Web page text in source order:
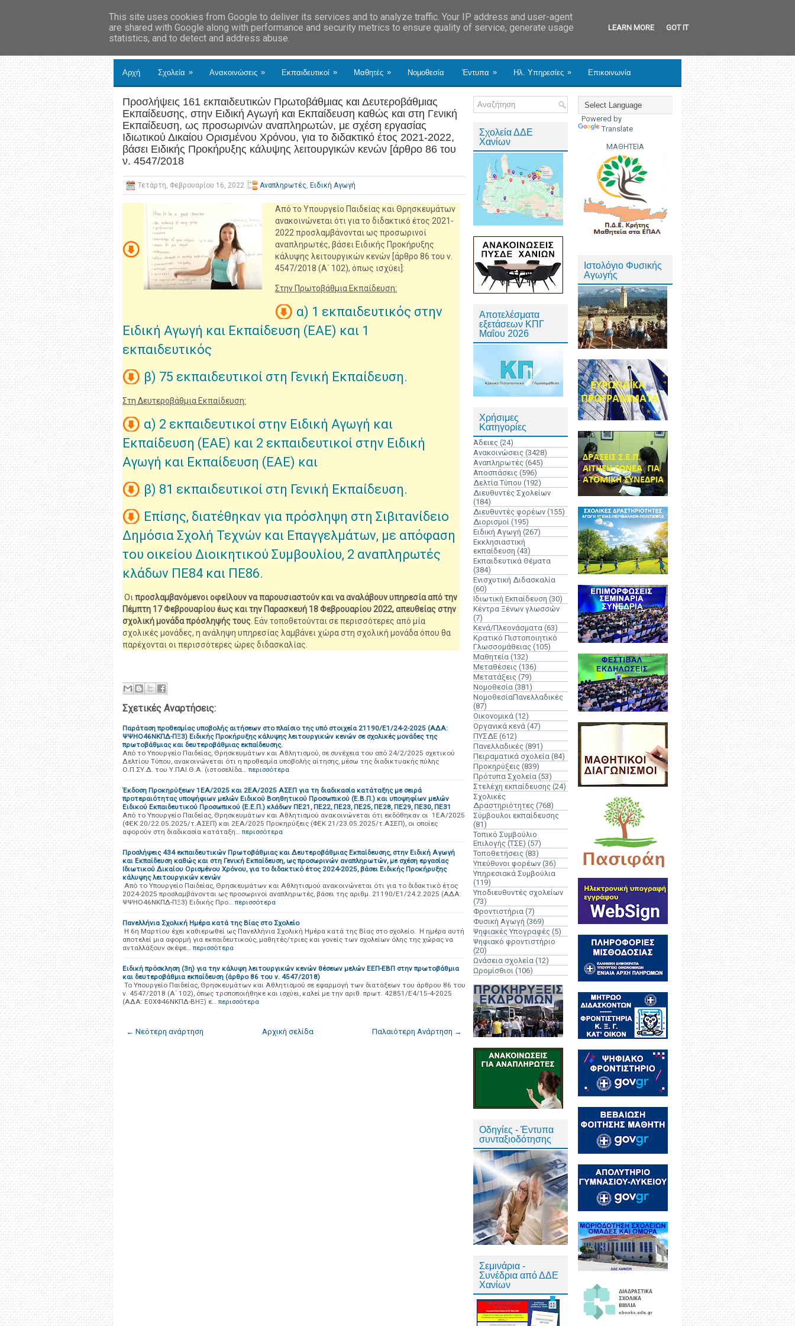
Αρχή Σχολεία » Ανακοινώσεις » Εκπαιδευτικοί » Μαθητές » Νομοθεσία Έντυπα » Ηλ. Υπηρεσίες » Επικοινωνία
Προσλήψεις 161 εκπαιδευτικών Πρωτοβάθμιας και Δευτεροβάθμιας
Εκπαίδευσης, στην Ειδική Αγωγή και Εκπαίδευση καθώς και στη Γενική
Εκπαίδευση, ως προσωρινών αναπληρωτών, με σχέση εργασίας
Ιδιωτικού Δικαίου Ορισμένου Χρόνου, για το διδακτικό έτος 2021-2022,
βάσει Ειδικής Προκήρυξης κάλυψης λειτουργικών κενών [άρθρο 86 του
ν. 4547/2018
Τετάρτη, Φεβρουαρίου 16, 2022 Αναπληρωτές, Ειδική Αγωγή
Από το Υπουργείο Παιδείας και Θρησκευμάτων
ανακοινώνεται ότι για το διδακτικό έτος 2021-
2022 προσλαμβάνονται ως προσωρινοί
αναπληρωτές, βάσει Ειδικής Προκήρυξης
κάλυψης λειτουργικών κενών [άρθρο 86 του ν.
4547/2018 (Α΄ 102), όπως ισχύει]:
Στην Πρωτοβάθμια Εκπαίδευση:
α) 1 εκπαιδευτικός στην
Ειδική Αγωγή και Εκπαίδευση (ΕΑΕ) και 1
εκπαιδευτικός
β) 75 εκπαιδευτικοί στη Γενική Εκπαίδευση.
Στη Δευτεροβάθμια Εκπαίδευση:
α) 2 εκπαιδευτικοί στην Ειδική Αγωγή και
Εκπαίδευση (ΕΑΕ) και 2 εκπαιδευτικοί στην Ειδική
Αγωγή και Εκπαίδευση (ΕΑΕ) και
β) 81 εκπαιδευτικοί στη Γενική Εκπαίδευση.
Επίσης, διατέθηκαν για πρόσληψη στη Σιβιτανίδειο
Δημόσια Σχολή Τεχνών και Επαγγελμάτων, με απόφαση
του οικείου Διοικητικού Συμβουλίου, 2 αναπληρωτές
κλάδων ΠΕ84 και ΠΕ86.
Οι προσλαμβανόμενοι οφείλουν να παρουσιαστούν και να αναλάβουν υπηρεσία από την
Πέμπτη 17 Φεβρουαρίου έως και την Παρασκευή 18 Φεβρουαρίου 2022, απευθείας στην
σχολική μονάδα πρόσληψής τους . Εάν τοποθετούνται σε περισσότερες από μία
σχολικές μονάδες, η ανάληψη υπηρεσίας λαμβάνει χώρα στη σχολική μονάδα όπου θα
παρέχονται οι περισσότερες ώρες διδασκαλίας.
Σχετικές Αναρτήσεις:
Παράταση προθεσμίας υποβολής αιτήσεων στο πλαίσιο της υπό στοιχεία 21190/Ε1/24-2-2025 (ΑΔΑ:
ΨΨΗΟ46ΝΚΠΔ-ΠΞ3) Ειδικής Προκήρυξης κάλυψης λειτουργικών κενών σε σχολικές μονάδες της
πρωτοβάθμιας και δευτεροβάθμιας εκπαίδευσης.
Από το Υπουργείο Παιδείας, Θρησκευμάτων και Αθλητισμού, σε συνέχεια του από 24/2/2025 σχετικού
Δελτίου Τύπου, ανακοινώνεται ότι η προθεσμία υποβολής αίτησης, μέσω της διαδικτυακής πύλης
Ο.Π.ΣΥ.Δ. του Υ.ΠΑΙ.Θ.Α. (ιστοσελίδα… περισσότερα
Έκδοση Προκηρύξεων 1ΕΑ/2025 και 2ΕΑ/2025 ΑΣΕΠ για τη διαδικασία κατάταξης με σειρά
προτεραιότητας υποψήφιων μελών Ειδικού Βοηθητικού Προσωπικού (Ε.Β.Π.) και υποψηφίων μελών
Ειδικού Εκπαιδευτικού Προσωπικού (Ε.Ε.Π.) κλάδων ΠΕ21, ΠΕ22, ΠΕ23, ΠΕ25, ΠΕ28, ΠΕ29, ΠΕ30, ΠΕ31
Από το Υπουργείο Παιδείας, Θρησκευμάτων και Αθλητισμού ανακοινώνεται ότι εκδόθηκαν οι 1ΕΑ/2025
(ΦΕΚ 20/22.05.2025/τ.ΑΣΕΠ) και 2ΕΑ/2025 Προκηρύξεις (ΦΕΚ 21/23.05.2025/τ.ΑΣΕΠ), οι οποίες
αφορούν στη διαδικασία κατάταξη… περισσότερα
Προσλήψεις 434 εκπαιδευτικών Πρωτοβάθμιας και Δευτεροβάθμιας Εκπαίδευσης, στην Ειδική Αγωγή
και Εκπαίδευση καθώς και στη Γενική Εκπαίδευση, ως προσωρινών αναπληρωτών, με σχέση εργασίας
Ιδιωτικού Δικαίου Ορισμένου Χρόνου, για το διδακτικό έτος 2024-2025, βάσει Ειδικής Προκήρυξης
κάλυψης λειτουργικών κενών
Από το Υπουργείο Παιδείας, Θρησκευμάτων και Αθλητισμού ανακοινώνεται ότι για το διδακτικό έτος
2024-2025 προσλαμβάνονται ως προσωρινοί αναπληρωτές, βάσει της αριθμ. 21190/Ε1/24.2.2025 (ΑΔΑ:
ΨΨΗΟ46ΝΚΠΔ-ΠΞ3) Ειδικής Προ… περισσότερα
Πανελλήνια Σχολική Ημέρα κατά της Βίας στο Σχολείο
Η 6η Μαρτίου έχει καθιερωθεί ως Πανελλήνια Σχολική Ημέρα κατά της Βίας στο σχολείο. Η ημέρα αυτή
αποτελεί μια αφορμή για εκπαιδευτικούς, μαθητές/τριες και γονείς των σχολείων όλης της χώρας να
ανταλλάξουν σκέψε… περισσότερα
Ειδική πρόσκληση (3η) για την κάλυψη λειτουργικών κενών θέσεων μελών ΕΕΠ-ΕΒΠ στην πρωτοβάθμια
και δευτεροβάθμια εκπαίδευση (άρθρο 86 του ν. 4547/2018)
Το Υπουργείο Παιδείας, Θρησκευμάτων και Αθλητισμού σε εφαρμογή των διατάξεων του άρθρου 86 του
ν. 4547/2018 (Α΄ 102), όπως τροποποιήθηκε και ισχύει, καλεί με την αριθ. πρωτ. 42851/Ε4/15-4-2025
(ΑΔΑ: Ε0ΧΦ46ΝΚΠΔ-ΒΗΞ) ε… περισσότερα
← Νεότερη ανάρτηση Παλαιότερη Ανάρτηση →
Αρχική σελίδα
Σχολεία ΔΔΕ
Χανίων
Αποτελέσματα
εξετάσεων ΚΠΓ
Μαΐου 2026
Χρήσιμες
Κατηγορίες
Άδειες (24)
Ανακοινώσεις (3428)
Αναπληρωτές (645)
Αποσπάσεις (596)
Δελτία Τύπου (192)
Διευθυντές Σχολείων
(184)
Διευθυντές φορέων (155)
Διορισμοί (195)
Ειδική Αγωγή (267)
Εκκλησιαστική
εκπαίδευση (43)
Εκπαιδευτικά Θέματα
(384)
Ενισχυτική Διδασκαλία
(60)
Ιδιωτική Εκπαίδευση (30)
Κέντρα Ξένων γλωσσών
(7)
Κενά/Πλεονάσματα (63)
Κρατικό Πιστοποιητικό
Γλωσσομάθειας (105)
Μαθητεία (132)
Μεταθέσεις (136)
Μετατάξεις (79)
Νομοθεσία (381)
ΝομοθεσίαΠανελλαδικές
(87)
Οικονομικά (12)
Οργανικά κενά (47)
ΠΥΣΔΕ (612)
Πανελλαδικές (891)
Πειραματικά σχολεία (84)
Προκηρύξεις (839)
Πρότυπα Σχολεία (53)
Στελέχη εκπαίδευσης (24)
Σχολικές
Δραστηριότητες (768)
Σύμβουλοι εκπαίδευσης
(81)
Τοπικό Συμβούλιο
Επιλογής (ΤΣΕ) (57)
Τοποθετήσεις (83)
Υπεύθυνοι φορέων (36)
Υπηρεσιακά Συμβούλια
(119)
Υποδιευθυντές σχολείων
(73)
Φροντιστήρια (7)
Φυσική Αγωγή (369)
Ψηφιακές Υπογραφές (5)
Ψηφιακό φροντιστήριο
(20)
Ωνάσεια σχολεία (12)
Ωρομίσθιοι (106)
Οδηγίες - Έντυπα
συνταξιοδότησης
Σεμινάρια -
Συνέδρια από ΔΔΕ
Χανίων
Powered by
Translate
ΜΑΘΗΤΕΙΑ
Ιστολόγιο Φυσικής
Αγωγής
This site uses cookies from Google to deliver its services and to analyze traffic. Your IP address and user-agent
are shared with Google along with performance and security metrics to ensure quality of service, generate usage
statistics, and to detect and address abuse.
LEARN MORE GOT IT